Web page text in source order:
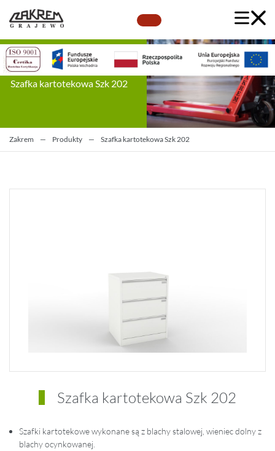
Szafka kartotekowa Szk 202
Zakrem — Produkty — Szafka kartotekowa Szk 202
Szafka kartotekowa Szk 202
Szafki kartotekowe wykonane są z blachy stalowej, wieniec dolny z
blachy ocynkowanej.